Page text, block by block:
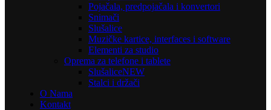
Pojačala, predpojačala i konvertori
Snimači
Slušalice
Muzičke kartice, interfaces i software
Elementi za studio
Oprema za telefone i tablete
SlušaliceNEW
Stalci i držači
O Nama
Kontakt